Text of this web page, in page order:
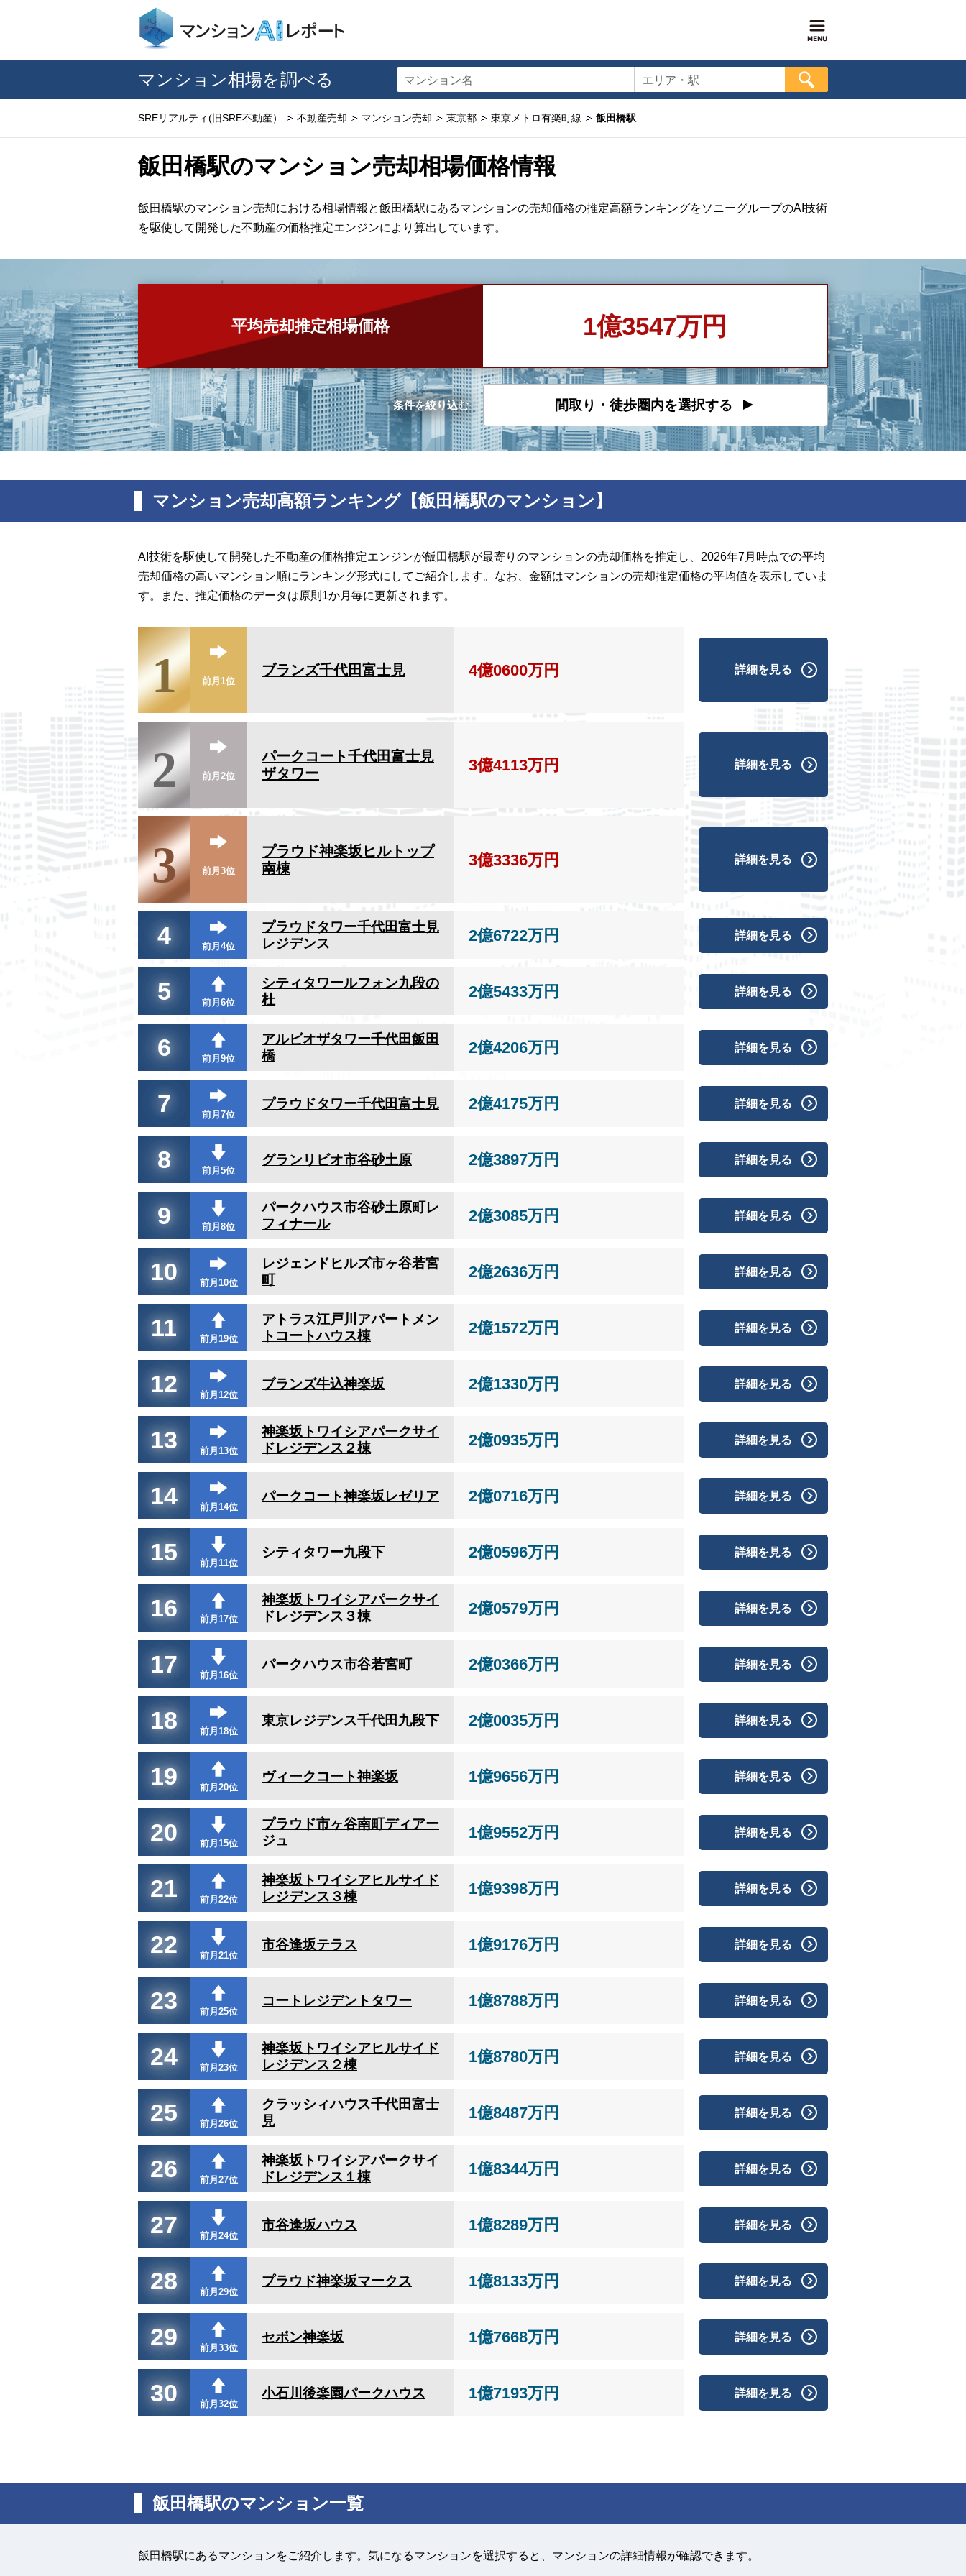
マンション相場を調べる マンション名 エリア・駅
SREリアルティ(旧SRE不動産） 不動産売却 マンション売却 東京都 東京メトロ有楽町線 飯田橋駅
飯田橋駅のマンション売却相場価格情報
飯田橋駅のマンション売却における相場情報と飯田橋駅にあるマンションの売却価格の推定高額ランキングをソニーグループのAI技術
を駆使して開発した不動産の価格推定エンジンにより算出しています。
平均売却推定相場価格 1億3547万円
条件を絞り込む 間取り・徒歩圏内を選択する
マンション売却高額ランキング【飯田橋駅のマンション】
AI技術を駆使して開発した不動産の価格推定エンジンが飯田橋駅が最寄りのマンションの売却価格を推定し、2026年7月時点での平均
売却価格の高いマンション順にランキング形式にしてご紹介します。なお、金額はマンションの売却推定価格の平均値を表示していま
す。また、推定価格のデータは原則1か月毎に更新されます。
1 前月1位
ブランズ千代田富士見 4億0600万円 詳細を見る
2 前月2位
パークコート千代田富士見
ザタワー
3億4113万円 詳細を見る
3 前月3位
プラウド神楽坂ヒルトップ
南棟
3億3336万円 詳細を見る
4 前月4位
プラウドタワー千代田富士見
レジデンス
2億6722万円 詳細を見る
5 前月6位
シティタワールフォン九段の
杜
2億5433万円 詳細を見る
6 前月9位
アルビオザタワー千代田飯田
橋
2億4206万円 詳細を見る
7 前月7位
プラウドタワー千代田富士見 2億4175万円 詳細を見る
8 前月5位
グランリビオ市谷砂土原 2億3897万円 詳細を見る
9 前月8位
パークハウス市谷砂土原町レ
フィナール
2億3085万円 詳細を見る
10 前月10位
レジェンドヒルズ市ヶ谷若宮
町
2億2636万円 詳細を見る
11 前月19位
アトラス江戸川アパートメン
トコートハウス棟
2億1572万円 詳細を見る
12 前月12位
ブランズ牛込神楽坂 2億1330万円 詳細を見る
13 前月13位
神楽坂トワイシアパークサイ
ドレジデンス２棟
2億0935万円 詳細を見る
14 前月14位
パークコート神楽坂レゼリア 2億0716万円 詳細を見る
15 前月11位
シティタワー九段下 2億0596万円 詳細を見る
16 前月17位
神楽坂トワイシアパークサイ
ドレジデンス３棟
2億0579万円 詳細を見る
17 前月16位
パークハウス市谷若宮町 2億0366万円 詳細を見る
18 前月18位
東京レジデンス千代田九段下 2億0035万円 詳細を見る
19 前月20位
ヴィークコート神楽坂 1億9656万円 詳細を見る
20 前月15位
プラウド市ヶ谷南町ディアー
ジュ
1億9552万円 詳細を見る
21 前月22位
神楽坂トワイシアヒルサイド
レジデンス３棟
1億9398万円 詳細を見る
22 前月21位
市谷逢坂テラス 1億9176万円 詳細を見る
23 前月25位
コートレジデントタワー 1億8788万円 詳細を見る
24 前月23位
神楽坂トワイシアヒルサイド
レジデンス２棟
1億8780万円 詳細を見る
25 前月26位
クラッシィハウス千代田富士
見
1億8487万円 詳細を見る
26 前月27位
神楽坂トワイシアパークサイ
ドレジデンス１棟
1億8344万円 詳細を見る
27 前月24位
市谷逢坂ハウス 1億8289万円 詳細を見る
28 前月29位
プラウド神楽坂マークス 1億8133万円 詳細を見る
29 前月33位
セボン神楽坂 1億7668万円 詳細を見る
30 前月32位
小石川後楽園パークハウス 1億7193万円 詳細を見る
飯田橋駅のマンション一覧
飯田橋駅にあるマンションをご紹介します。気になるマンションを選択すると、マンションの詳細情報が確認できます。